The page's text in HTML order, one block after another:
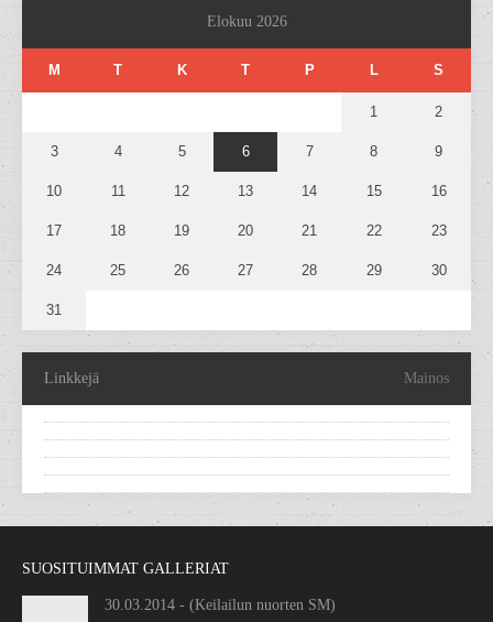
Elokuu 2026
M T K T P L S
1 2
3 4 5 6 7 8 9
10 11 12 13 14 15 16
17 18 19 20 21 22 23
24 25 26 27 28 29 30
31
Linkkejä Mainos
SUOSITUIMMAT GALLERIAT
30.03.2014 - (Keilailun nuorten SM)